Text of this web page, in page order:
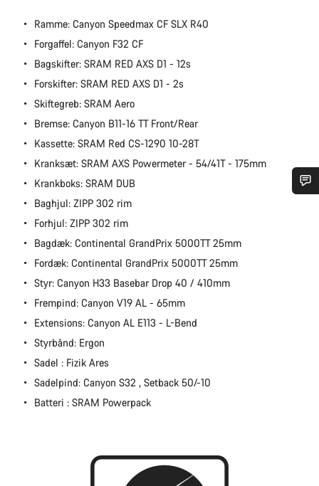
Ramme: Canyon Speedmax CF SLX R40
Forgaffel: Canyon F32 CF
Bagskifter: SRAM RED AXS D1 - 12s
Forskifter: SRAM RED AXS D1 - 2s
Skiftegreb: SRAM Aero
Bremse: Canyon B11-16 TT Front/Rear
Kassette: SRAM Red CS-1290 10-28T
Kranksæt: SRAM AXS Powermeter - 54/41T - 175mm
Krankboks: SRAM DUB
Baghjul: ZIPP 302 rim
Forhjul: ZIPP 302 rim
Bagdæk: Continental GrandPrix 5000TT 25mm
Fordæk: Continental GrandPrix 5000TT 25mm
Styr: Canyon H33 Basebar Drop 40 / 410mm
Frempind: Canyon V19 AL - 65mm
Extensions: Canyon AL E113 - L-Bend
Styrbånd: Ergon
Sadel : Fizik Ares
Sadelpind: Canyon S32 , Setback 50/-10
Batteri : SRAM Powerpack
Har du brug for hjælp?
Vores kundeserviceeksperter står klar til at besvare dine
spørgsmål.
Begynd chat